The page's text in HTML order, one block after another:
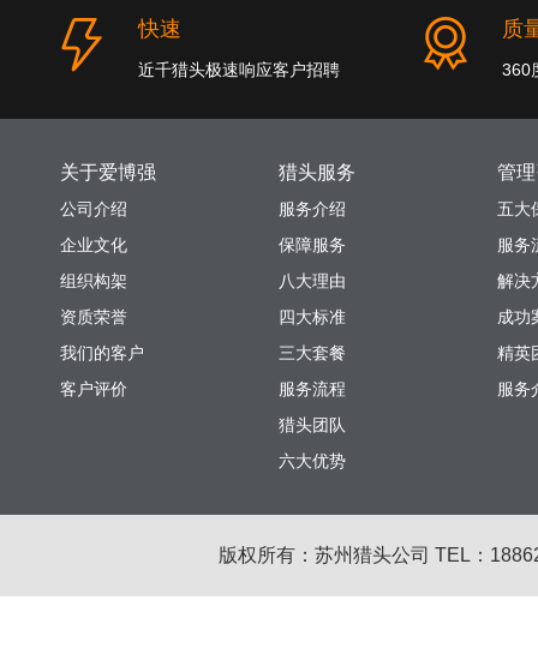
快速
近千猎头极速响应客户招聘
质
360
关于爱博强
公司介绍
企业文化
组织构架
资质荣誉
我们的客户
客户评价
猎头服务
服务介绍
保障服务
八大理由
四大标准
三大套餐
服务流程
猎头团队
六大优势
管
五大
服务
解决
成功
精英
服务
版权所有：苏州猎头公司 TEL：